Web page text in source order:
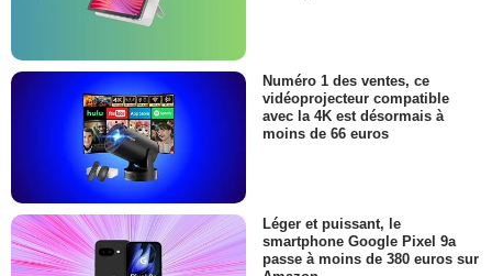
Numéro 1 des ventes, ce
vidéoprojecteur compatible
avec la 4K est désormais à
moins de 66 euros
Léger et puissant, le
smartphone Google Pixel 9a
passe à moins de 380 euros sur